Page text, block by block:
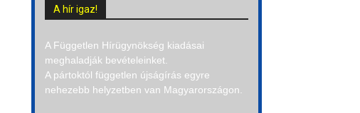
A hír igaz!
A Független Hírügynökség kiadásai
meghaladják bevételeinket.
A pártoktól független újságírás egyre
nehezebb helyzetben van Magyarországon.